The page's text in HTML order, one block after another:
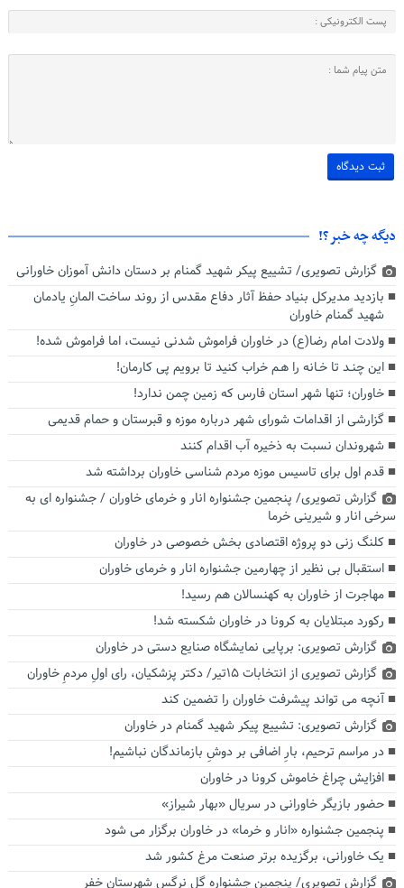
دیگه چه خبر؟!
گزارش تصویری/ تشییع پیکر شهید گمنام بر دستان دانش آموزان خاورانی
بازدید مدیرکل بنیاد حفظ آثار دفاع مقدس از روند ساخت المانِ یادمان
شهید گمنام خاوران
ولادت امام رضا(ع) در خاوران فراموش شدنی نیست، اما فراموش شده!
این چنـد تا خـانه را هـم خراب کنید تا برویم پی کارمان!
خاوران؛ تنها شهر استان فارس که زمین چمن ندارد!
گزارشی از اقدامات شورای شهر درباره موزه و قبرستان و حمام قدیمی
شهروندان نسبت به ذخیره آب اقدام کنند
قدم اول برای تاسیس موزه مردم شناسی خاوران برداشته شد
گزارش تصویری/ پنجمین جشنواره انار و خرمای خاوران / جشنواره ای به
سرخی انار و شیرینی خرما
کلنگ زنی دو پروژه اقتصادی بخش خصوصی در خاوران
استقبال بی نظیر از چهارمین جشنواره انار و خرمای خاوران
مهاجرت از خاوران به کهنسالان هم رسید!
رکورد مبتلایان به کرونا در خاوران شکسته شد!
گزارش تصویری: برپایی نمایشگاه صنایع دستی در خاوران
گزارش تصویری از انتخابات ۱۵تیر/ دکتر پزشکیان، رای اولِ مردمِ خاوران
آنچه می تواند پیشرفت خاوران را تضمین کند
گزارش تصویری: تشییع پیکر شهید گمنام در خاوران
در مراسم ترحیم، بارِ اضافی بر دوشِ بازماندگان نباشیم!
افزایش چراغ خاموش کرونا در خاوران
حضور بازیگر خاورانی در سریال «بهار شیراز»
پنجمین جشنواره «انار و خرما» در خاوران برگزار می شود
یک خاورانی، برگزیده برتر صنعت مرغ کشور شد
گزارش تصویری/ پنجمین جشنواره گل نرگس شهرستان خفر